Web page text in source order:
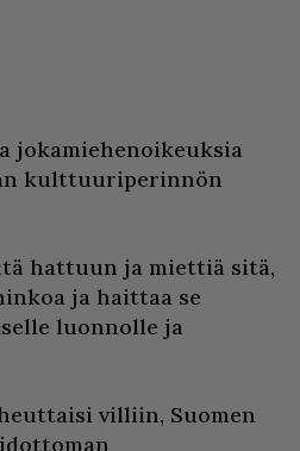
jokamiehenoikeuksia
kulttuuriperinnön
hattuun ja miettiä sitä,
ja haittaa se
luonnolle ja
villiin, Suomen